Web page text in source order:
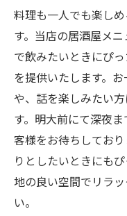
料理も一人でも楽し
す。当店の居酒屋メ
で飲みたいときにぴ
を提供いたします。
や、話を楽しみたい
す。明大前にて深夜
客様をお待ちしてお
りとしたいときにも
地の良い空間でリラ
い。